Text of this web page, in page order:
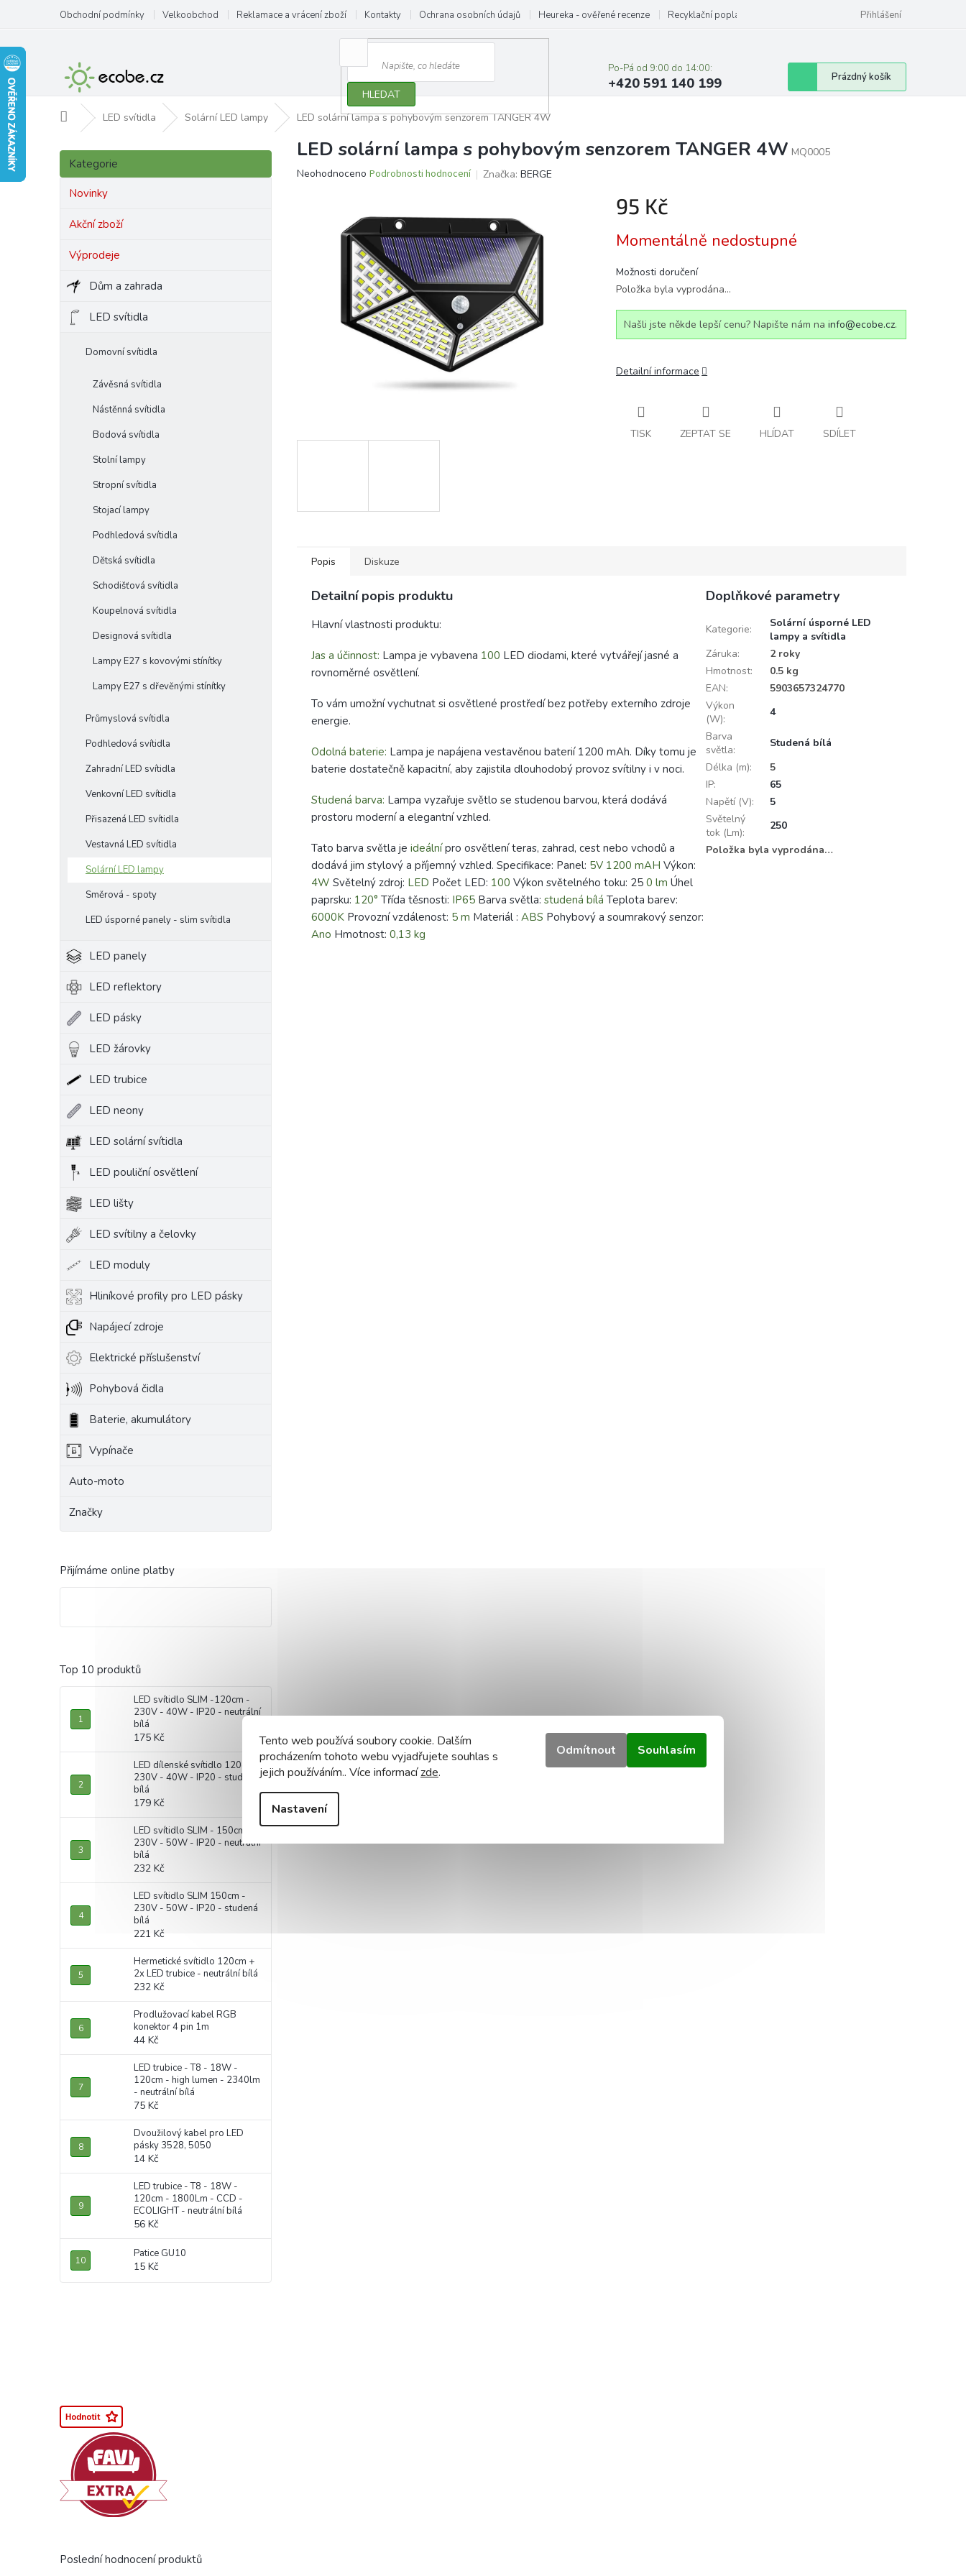
Tento web používá soubory cookie. Dalším
procházením tohoto webu vyjadřujete souhlas s
jejich používáním.. Více informacízde.
Nastavení
Odmítnout Souhlasím
obsah
Obchodní podmínky Velkoobchod Reklamace a vrácení zboží Kontakty Ochrana osobních údajů Heureka - ověřené recenze Recyklační poplatky Přihlášení
HLEDAT
Po-Pá od 9:00 do 14:00:
+420 591 140 199
Nákupní
košík
Prázdný košík
Domů LED svítidla Solární LED lampy LED solární lampa s pohybovým senzorem TANGER 4W
P
s
p
Přeskočit
kategorie
Kategorie
Novinky
Akční zboží
Výprodeje
Dům a zahrada
LED svítidla
Domovní svítidla
Závěsná svítidla
Nástěnná svítidla
Bodová svítidla
Stolní lampy
Stropní svítidla
Stojací lampy
Podhledová svítidla
Dětská svítidla
Schodišťová svítidla
Koupelnová svítidla
Designová svítidla
Lampy E27 s kovovými stínítky
Lampy E27 s dřevěnými stínítky
Průmyslová svítidla
Podhledová svítidla
Zahradní LED svítidla
Venkovní LED svítidla
Přisazená LED svítidla
Vestavná LED svítidla
Solární LED lampy
Směrová - spoty
LED úsporné panely - slim svítidla
LED panely
LED reflektory
LED pásky
LED žárovky
LED trubice
LED neony
LED solární svítidla
LED pouliční osvětlení
LED lišty
LED svítilny a čelovky
LED moduly
Hliníkové profily pro LED pásky
Napájecí zdroje
Elektrické příslušenství
Pohybová čidla
Baterie, akumulátory
Vypínače
Auto-moto
Značky
Přijímáme online platby
Top 10 produktů
LED svítidlo SLIM -120cm -
230V - 40W - IP20 - neutrální
bílá
175 Kč
LED dílenské svítidlo 120cm -
230V - 40W - IP20 - studená
bílá
179 Kč
LED svítidlo SLIM - 150cm -
230V - 50W - IP20 - neutrální
bílá
232 Kč
LED svítidlo SLIM 150cm -
230V - 50W - IP20 - studená
bílá
221 Kč
Hermetické svítidlo 120cm +
2x LED trubice - neutrální bílá
232 Kč
Prodlužovací kabel RGB
konektor 4 pin 1m
44 Kč
LED trubice - T8 - 18W -
120cm - high lumen - 2340lm
- neutrální bílá
75 Kč
Dvoužilový kabel pro LED
pásky 3528, 5050
14 Kč
LED trubice - T8 - 18W -
120cm - 1800Lm - CCD -
ECOLIGHT - neutrální bílá
56 Kč
Patice GU10
15 Kč
Poslední hodnocení produktů
LED solární lampa s pohybovým senzorem TANGER 4W MQ0005
Průměrné
Neohodnoceno Podrobnosti hodnocení Značka: BERGE
95 Kč
cena:
Momentálně nedostupné
Možnosti doručení
Položka byla vyprodána…
Našli jste někde lepší cenu? Napište nám na info@ecobe.cz.
Detailní informace
TISK ZEPTAT SE HLÍDAT SDÍLET
Popis Diskuze
Detailní popis produktu
Hlavní vlastnosti produktu:
Jas a účinnost: Lampa je vybavena 100 LED diodami, které vytvářejí jasné a
rovnoměrné osvětlení.
To vám umožní vychutnat si osvětlené prostředí bez potřeby externího zdroje
energie.
Odolná baterie: Lampa je napájena vestavěnou baterií 1200 mAh. Díky tomu je
baterie dostatečně kapacitní, aby zajistila dlouhodobý provoz svítilny i v noci.
Studená barva: Lampa vyzařuje světlo se studenou barvou, která dodává
prostoru moderní a elegantní vzhled.
Tato barva světla je ideálnípro osvětlení teras, zahrad, cest nebo vchodů a
dodává jim stylový a příjemný vzhled. Specifikace: Panel: 5V 1200 mAH Výkon:
4W Světelný zdroj: LED Počet LED: 100 Výkon světelného toku: 25 0 lm Úhel
paprsku: 120° Třída těsnosti: IP65 Barva světla: studená bílá Teplota barev:
6000K Provozní vzdálenost: 5 m Materiál : ABS Pohybový a soumrakový senzor:
Ano Hmotnost: 0,13 kg
Doplňkové parametry
Kategorie:
Solární úsporné LED
lampy a svítidla
Záruka:
2 roky
Hmotnost:
0.5 kg
EAN:
5903657324770
Výkon
(W):
4
Barva
světla:
Studená bílá
Délka (m):
5
IP:
65
Napětí (V):
5
Světelný
tok (Lm):
250
Položka byla vyprodána…